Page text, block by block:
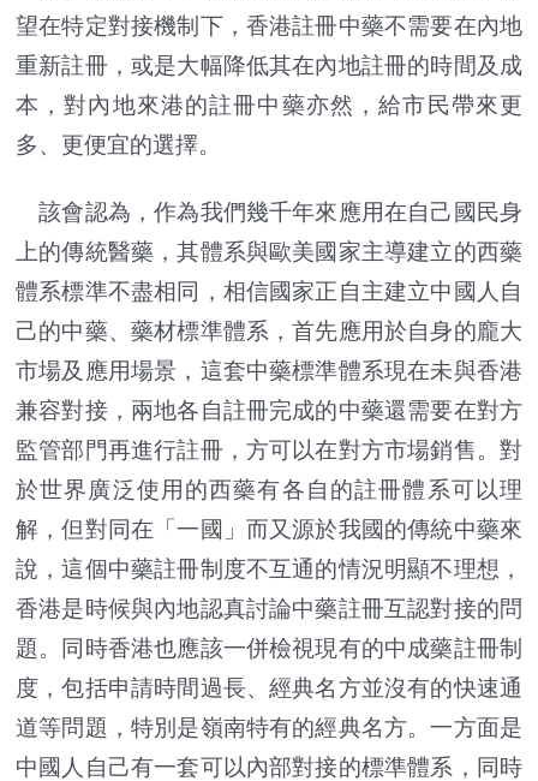
望在特定對接機制下，香港註冊中藥不需要在內地
重新註冊，或是大幅降低其在內地註冊的時間及成
本，對內地來港的註冊中藥亦然，給市民帶來更
多、更便宜的選擇。
該會認為，作為我們幾千年來應用在自己國民身
上的傳統醫藥，其體系與歐美國家主導建立的西藥
體系標準不盡相同，相信國家正自主建立中國人自
己的中藥、藥材標準體系，首先應用於自身的龐大
市場及應用場景，這套中藥標準體系現在未與香港
兼容對接，兩地各自註冊完成的中藥還需要在對方
監管部門再進行註冊，方可以在對方市場銷售。對
於世界廣泛使用的西藥有各自的註冊體系可以理
解，但對同在「一國」而又源於我國的傳統中藥來
說，這個中藥註冊制度不互通的情況明顯不理想，
香港是時候與內地認真討論中藥註冊互認對接的問
題。同時香港也應該一併檢視現有的中成藥註冊制
度，包括申請時間過長、經典名方並沒有的快速通
道等問題，特別是嶺南特有的經典名方。一方面是
中國人自己有一套可以內部對接的標準體系，同時